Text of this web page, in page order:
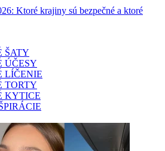
Ktoré krajiny sú bezpečné a ktoré
ŠATY
ÚČESY
LÍČENIE
TORTY
KYTICE